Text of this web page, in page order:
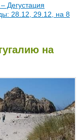
Дегустация
28.12, 29.12, на 8
на